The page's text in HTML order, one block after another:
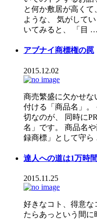
と何か敷居が高く
ような、 気がして
いてみると、 「目 …
アブナイ商標権の罠
2015.12.02
商売繁盛に欠かせな
付ける「商品名」。
切なのが、 同時に
名」です。 商品名
録商標」として守
達人への道は1万時間
2015.11.25
好きなコト、得意な
たらあっという間